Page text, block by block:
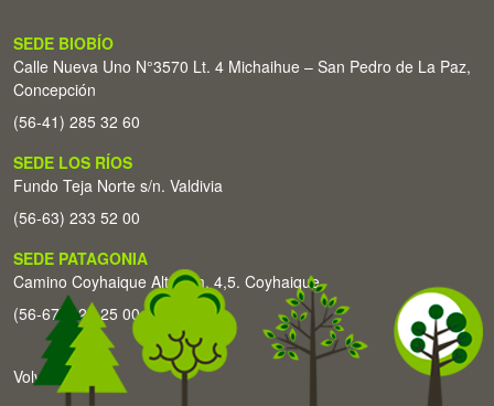
SEDE BIOBÍO
Calle Nueva Uno N°3570 Lt. 4 Michaihue – San Pedro de La Paz,
Concepción
(56-41) 285 32 60
SEDE LOS RÍOS
Fundo Teja Norte s/n. Valdivia
(56-63) 233 52 00
SEDE PATAGONIA
Camino Coyhaique Alto Km. 4,5. Coyhaique
(56-67) 226 25 00
Volver arriba